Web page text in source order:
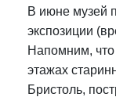
В июне музей
экспозиции
Напомним, что
этажах
Бристоль,